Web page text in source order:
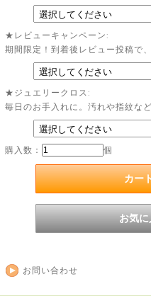
★レビューキャンペーン:
期間限定！到着後レビュー投稿で
★ジュエリークロス:
毎日のお手入れに。汚れや指紋な
購入数： 個
お問い合わせ